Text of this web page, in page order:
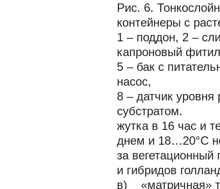
Рис. 6.
контейнеры с
1 – поддон, 2 –
капроновый
5 – бак с
насос,
8 – датчик уровня
субстратом.
жутка в 16 час и
днем и 18…20°С
за вегетационный
и гибридов
в) «матричная»